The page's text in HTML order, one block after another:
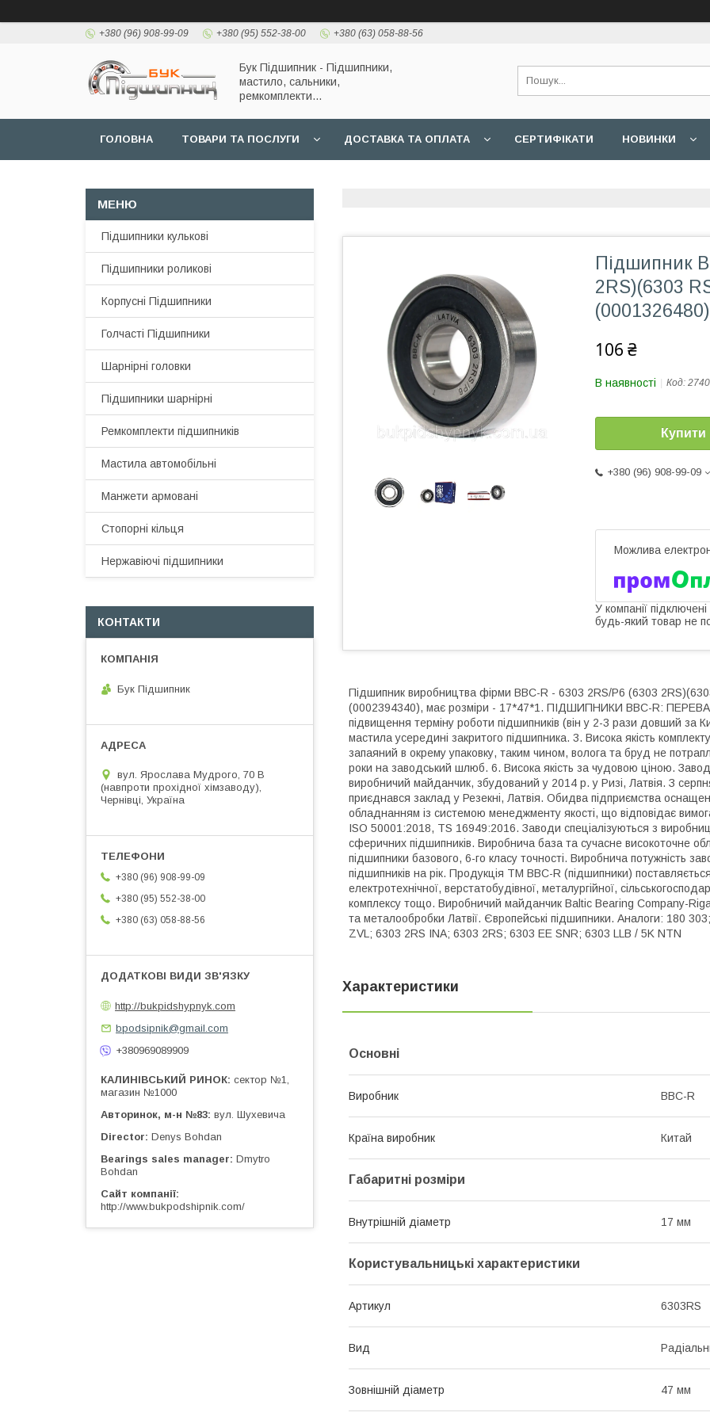
+380 (96) 908-99-09 +380 (95) 552-38-00 +380 (63) 058-88-56
Бук Підшипник - Підшипники,
мастило, сальники,
ремкомплекти...
ГОЛОВНА ТОВАРИ ТА ПОСЛУГИ ДОСТАВКА ТА ОПЛАТА СЕРТИФІКАТИ НОВИНКИ
Підшипник
2RS)(6303
106 ₴
В наявності Код: 2740
Купити
+380 (96) 908-99-09
У компанії
будь-який товар не
Підшипник виробництва фірми BBC-R - 6303 2RS/P6 (6303
(0002394340), має розміри - 17*47*1. ПІДШИПНИКИ BBC-R:
підвищення терміну роботи підшипників (він у 2-3 рази довший за
мастила усередині закритого підшипника. 3. Висока якість
запаяний в окрему упаковку, таким чином, волога та бруд не
роки на заводський шлюб. 6. Висока якість за чудовою ціною.
виробничий майданчик, збудований у 2014 р. у Ризі, Латвія. З
приєднався заклад у Резекні, Латвія. Обидва підприємства
обладнанням із системою менеджменту якості, що відповідає
ISO 50001:2018, TS 16949:2016. Заводи спеціалізуються з
сферичних підшипників. Виробнича база та сучасне високоточне
підшипники базового, 6-го класу точності. Виробнича потужність
підшипників на рік. Продукція ТМ BBC-R (підшипники)
електротехнічної, верстатобудівної, металургійної,
комплексу тощо. Виробничий майданчик Baltic Bearing Company-
та металообробки Латвії. Європейські підшипники. Аналоги: 180
ZVL; 6303 2RS INA; 6303 2RS; 6303 EE SNR; 6303 LLB / 5K NTN
Характеристики
Основні
Виробник BBC-R
Країна виробник Китай
Габаритні розміри
Внутрішній діаметр 17 мм
Користувальницькі характеристики
Артикул 6303RS
Вид
Зовнішній діаметр 47 мм
Підшипники кулькові
Підшипники роликові
Корпусні Підшипники
Голчасті Підшипники
Шарнірні головки
Підшипники шарнірні
Ремкомплекти підшипників
Мастила автомобільні
Манжети армовані
Стопорні кільця
Нержавіючі підшипники
КОНТАКТИ
Бук Підшипник
вул. Ярослава Мудрого, 70 В
(навпроти прохідної хімзаводу),
Чернівці, Україна
+380 (96) 908-99-09
+380 (95) 552-38-00
+380 (63) 058-88-56
http://bukpidshypnyk.com
bpodsipnik@gmail.com
+380969089909
КАЛИНІВСЬКИЙ РИНОК сектор №1,
магазин №1000
Авторинок, м-н №83 вул. Шухевича
Director Denys Bohdan
Bearings sales manager Dmytro
Bohdan
Сайт компанії
http://www.bukpodshipnik.com/